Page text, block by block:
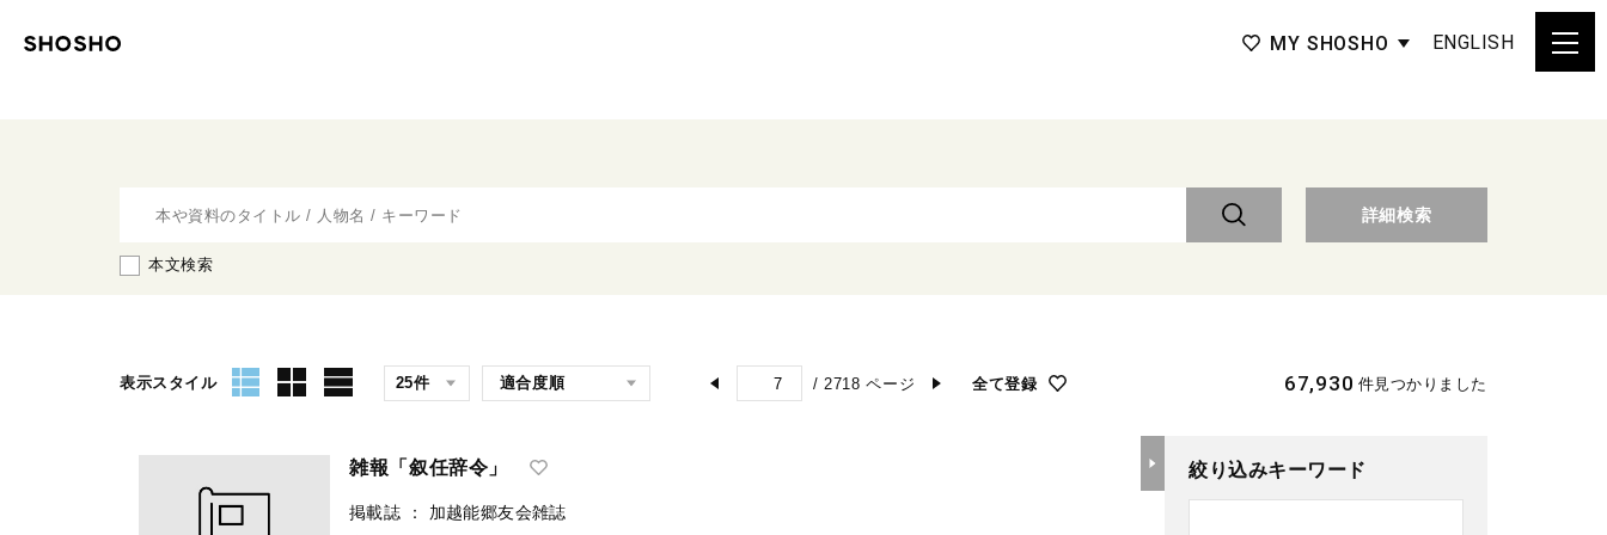
MY SHOSHO ENGLISH
詳細検索
本文検索
表示スタイル / 2718 ページ 全て登録 67,930 件見つかりました
雑報「叙任辞令」
掲載誌 ：
加越能郷友会雑誌
絞り込みキーワード